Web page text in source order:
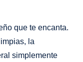
que te encanta.
la
simplemente